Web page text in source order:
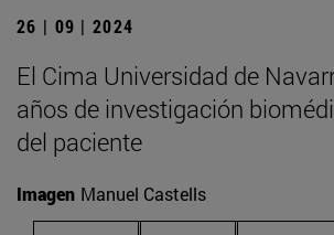
26 | 09 | 2024
El Cima Universidad de
años de investigación
del paciente
Imagen Manuel Castells